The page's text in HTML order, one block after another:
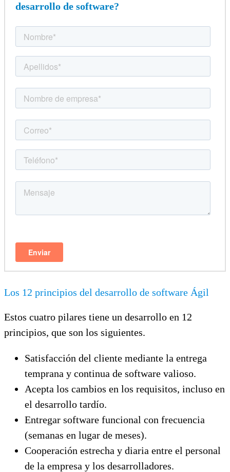
desarrollo de software?
Los 12 principios del desarrollo de software Ágil
Estos cuatro pilares tiene un desarrollo en 12
principios, que son los siguientes.
Satisfacción del cliente mediante la entrega
temprana y continua de software valioso.
Acepta los cambios en los requisitos, incluso en
el desarrollo tardío.
Entregar software funcional con frecuencia
(semanas en lugar de meses).
Cooperación estrecha y diaria entre el personal
de la empresa y los desarrolladores.